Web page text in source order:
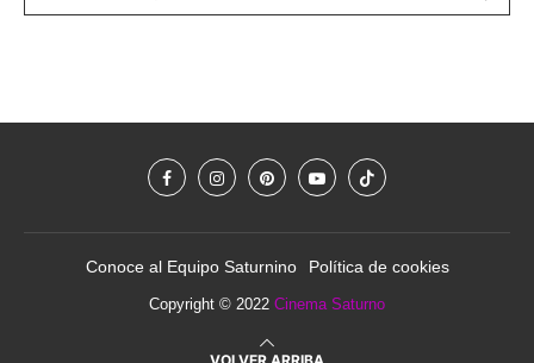
Conoce al Equipo Saturnino Política de cookies
Copyright © 2022 Cinema Saturno